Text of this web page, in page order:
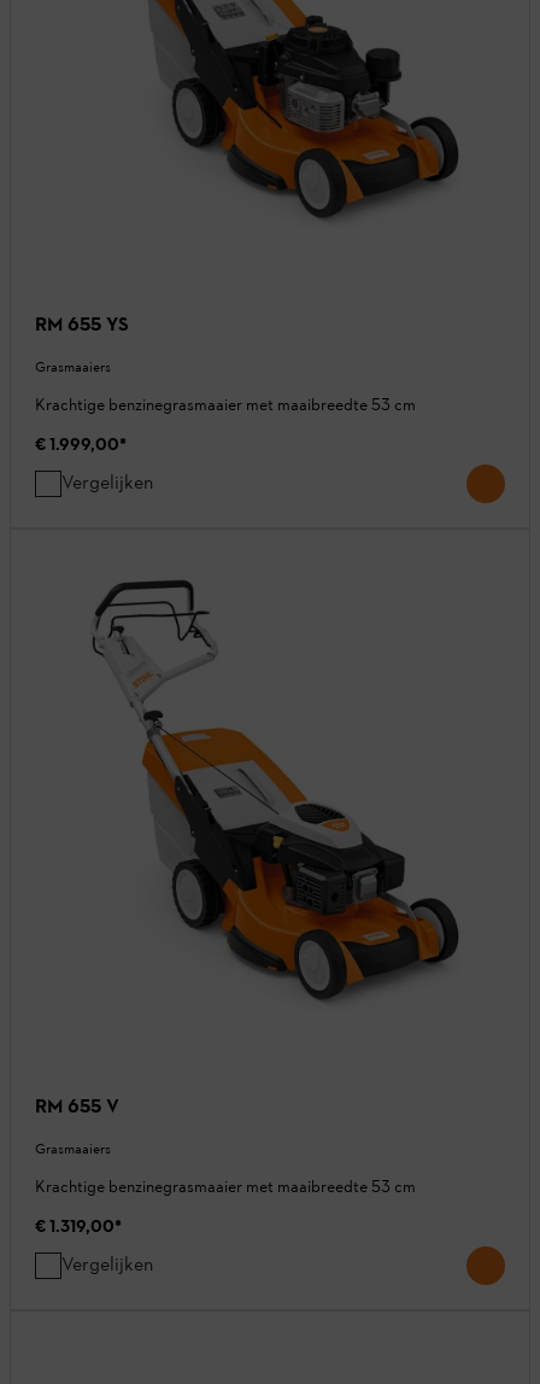
RM 655 YS
Grasmaaiers
Krachtige benzinegrasmaaier met maaibreedte 53 cm
€ 1.999,00*
Vergelijken
RM 655 V
Grasmaaiers
Krachtige benzinegrasmaaier met maaibreedte 53 cm
€ 1.319,00*
Vergelijken